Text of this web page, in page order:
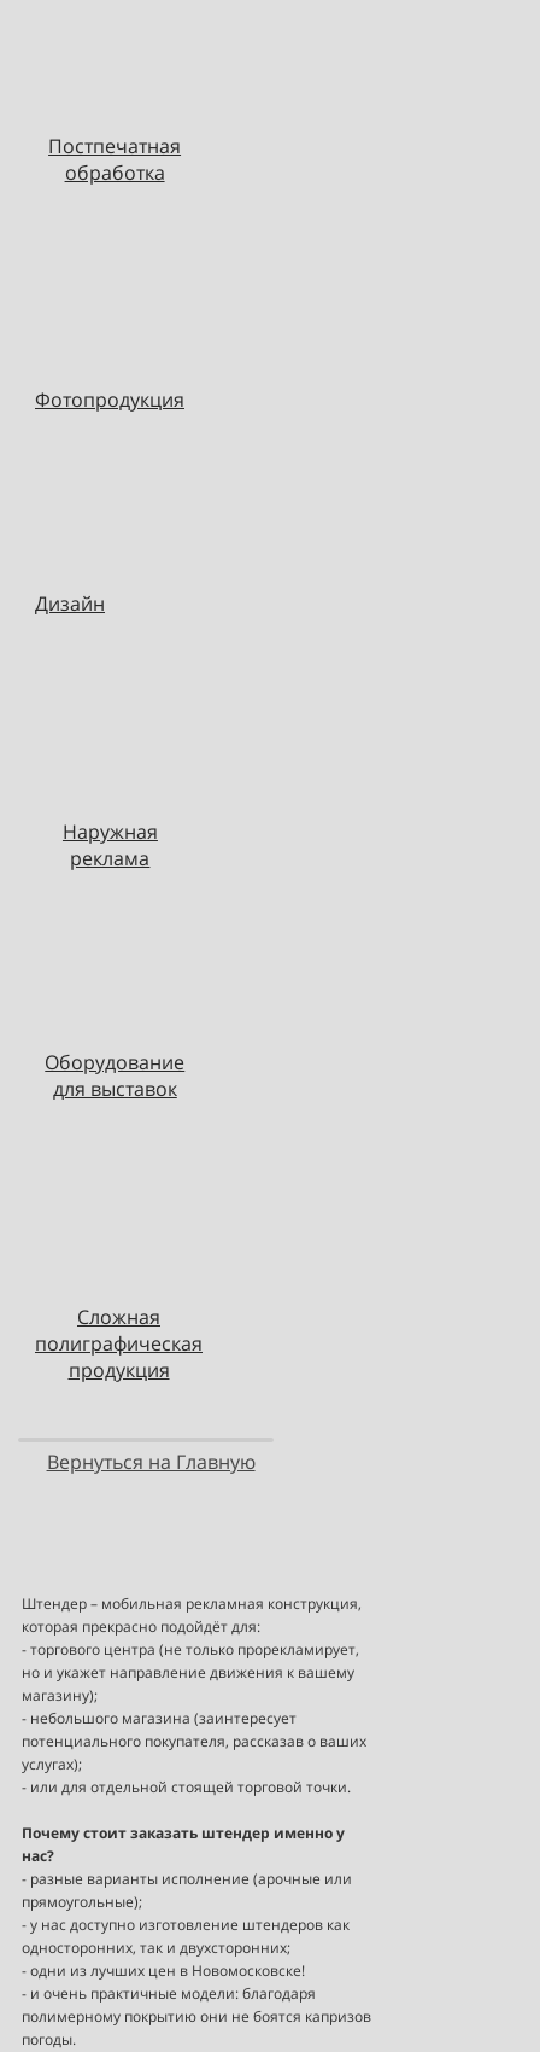
Постпечатная
обработка
Фотопродукция
Дизайн
Наружная
реклама
Оборудование
для выставок
Сложная
полиграфическая
продукция
Вернуться на Главную
Штендер – мобильная рекламная конструкция,
которая прекрасно подойдёт для:
- торгового центра (не только прорекламирует,
но и укажет направление движения к вашему
магазину);
- небольшого магазина (заинтересует
потенциального покупателя, рассказав о ваших
услугах);
- или для отдельной стоящей торговой точки.
Почему стоит заказать штендер именно у
нас?
- разные варианты исполнение (арочные или
прямоугольные);
- у нас доступно изготовление штендеров как
односторонних, так и двухсторонних;
- одни из лучших цен в Новомосковске!
- и очень практичные модели: благодаря
полимерному покрытию они не боятся капризов
погоды.